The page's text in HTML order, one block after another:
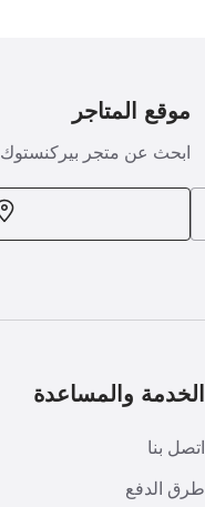
موقع المتاجر
ابحث عن متجر بيركنستوك
الخدمة والمساعدة
اتصل بنا
طرق الدفع